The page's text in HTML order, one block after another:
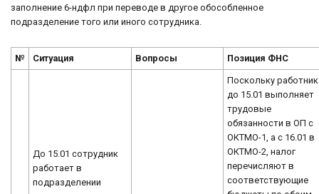
заполнение 6-ндфл при переводе в другое обособленное
подразделение того или иного сотрудника.
№ Ситуация Вопросы Позиция ФНС
До 15.01 сотрудник
работает в
подразделении
Поскольку работник
до 15.01 выполняет
трудовые
обязанности в ОП с
ОКТМО-1, а с 16.01 в
ОКТМО-2, налог
перечисляют в
соответствующие